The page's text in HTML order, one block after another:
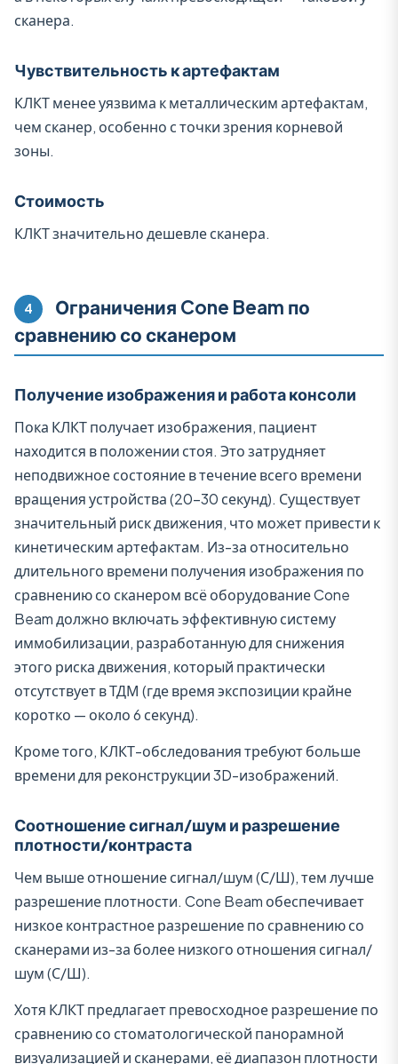
сканера.
Чувствительность к артефактам
КЛКТ менее уязвима к металлическим артефактам,
чем сканер, особенно с точки зрения корневой
зоны.
Стоимость
КЛКТ значительно дешевле сканера.
4
Ограничения Cone Beam по
сравнению со сканером
Получение изображения и работа консоли
Пока КЛКТ получает изображения, пациент
находится в положении стоя. Это затрудняет
неподвижное состояние в течение всего времени
вращения устройства (20–30 секунд). Существует
значительный риск движения, что может привести к
кинетическим артефактам. Из-за относительно
длительного времени получения изображения по
сравнению со сканером всё оборудование Cone
Beam должно включать эффективную систему
иммобилизации, разработанную для снижения
этого риска движения, который практически
отсутствует в ТДМ (где время экспозиции крайне
коротко — около 6 секунд).
Кроме того, КЛКТ-обследования требуют больше
времени для реконструкции 3D-изображений.
Соотношение сигнал/шум и разрешение
плотности/контраста
Чем выше отношение сигнал/шум (С/Ш), тем лучше
разрешение плотности. Cone Beam обеспечивает
низкое контрастное разрешение по сравнению со
сканерами из-за более низкого отношения сигнал/
шум (С/Ш).
Хотя КЛКТ предлагает превосходное разрешение по
сравнению со стоматологической панорамной
визуализацией и сканерами, её диапазон плотности